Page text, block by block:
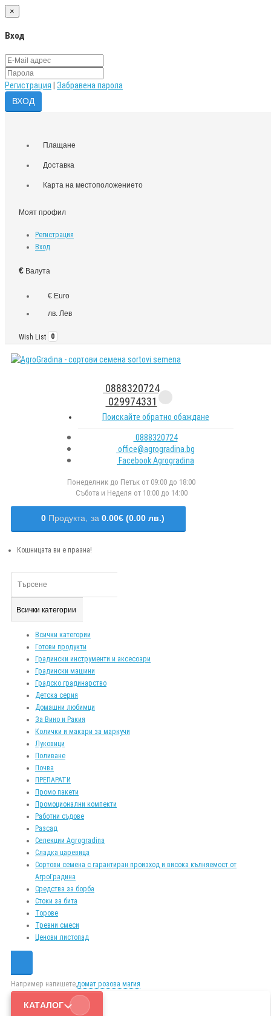
×
Вход
Регистрация Забравена парола
Плащане
Доставка
Карта на местоположението
Моят профил
Регистрация
Вход
€ Валута
€ Euro
лв. Лев
Wish List 0
0888320724
029974331
Поискайте обратно обаждане
0888320724
office@agrogradina.bg
Facebook Agrogradina
Понеделник до Петък от 09:00 до 18:00
Събота и Неделя от 10:00 до 14:00
0 Продукта, за 0.00€ (0.00 лв.)
Кошницата ви е празна!
Всички категории
Всички категории
Готови продукти
Градински инструменти и аксесоари
Градински машини
Градско градинарство
Детска серия
Домашни любимци
За Вино и Ракия
Колички и макари за маркучи
Луковици
Поливане
Почва
ПРЕПАРАТИ
Промо пакети
Промоционални компекти
Работни съдове
Разсад
Селекции Agrogradina
Сладка царевица
Сортови семена с гарантиран произход и висока кълняемост от
АгроГрадина
Средства за борба
Стоки за бита
Торове
Тревни смеси
Ценови листопад
Например напишете,домат розова магия
КАТАЛОГ